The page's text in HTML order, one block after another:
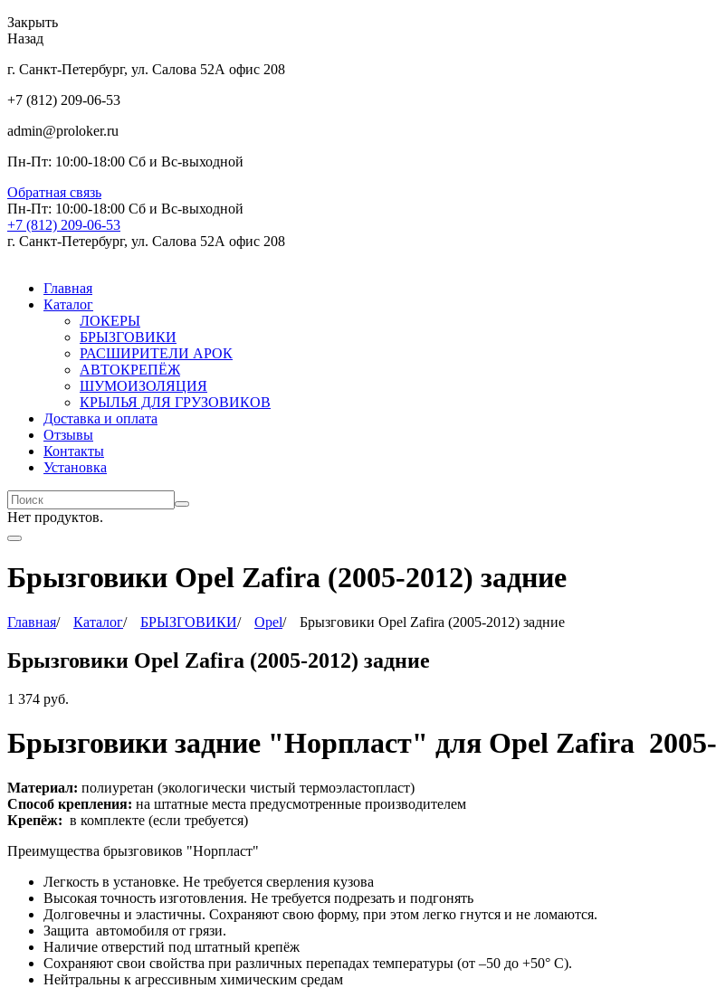
Закрыть
Назад
г. Санкт-Петербург, ул. Салова 52А офис 208
+7 (812) 209-06-53
admin@proloker.ru
Пн-Пт: 10:00-18:00 Сб и Вс-выходной
Обратная связь
Пн-Пт: 10:00-18:00 Сб и Вс-выходной
+7 (812) 209-06-53
г. Санкт-Петербург, ул. Салова 52А офис 208
Главная
Каталог
ЛОКЕРЫ
БРЫЗГОВИКИ
РАСШИРИТЕЛИ АРОК
АВТОКРЕПЁЖ
ШУМОИЗОЛЯЦИЯ
КРЫЛЬЯ ДЛЯ ГРУЗОВИКОВ
Доставка и оплата
Отзывы
Контакты
Установка
Нет продуктов.
Брызговики Opel Zafira (2005-2012) задние
Главная/ Каталог/ БРЫЗГОВИКИ/ Opel/ Брызговики Opel Zafira (2005-2012) задние
Брызговики Opel Zafira (2005-2012) задние
1 374 руб.
Брызговики задние "Норпласт" для Opel Zafira
Материал: полиуретан (экологически чистый термоэластопласт)
Способ крепления: на штатные места предусмотренные производителем
Крепёж: в комплекте (если требуется)
Преимущества брызговиков "Норпласт"
Легкость в установке. Не требуется сверления кузова
Высокая точность изготовления. Не требуется подрезать и подгонять
Долговечны и эластичны. Сохраняют свою форму, при этом легко гнутся и не ломаются.
Защита автомобиля от грязи.
Наличие отверстий под штатный крепёж
Сохраняют свои свойства при различных перепадах температуры (от –50 до +50° С).
Нейтральны к агрессивным химическим средам